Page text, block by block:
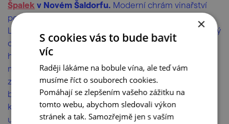
Špalek v Novém Šaldorfu. Moderní chrám vinařství
postavil roku 2022 architekt Tomáš Havlíček z
Létajících inženýrů, pro kterého to nebyl první vinařský
objekt. Moderně pojatá tradiční lisovna v zástavbě
historických sklepů respektuje jejich tvarosloví. Slovy
majitelů: „Snažili jsme se, aby i přes moderní ráz
zapadla do okolí a korespondovala s existujícími
budovami vinařství.“ V přízemí je degustační místnost,
kancelář, velkorysý sklad a v podkroví se můžete
ubytovat.
×
S cookies vás to bude bavit
víc
Raději lákáme na bobule vína, ale teď vám
musíme říct o souborech cookies.
Pomáhají se zlepšením vašeho zážitku na
tomto webu, abychom sledovali výkon
stránek a tak. Samozřejmě jen s vaším